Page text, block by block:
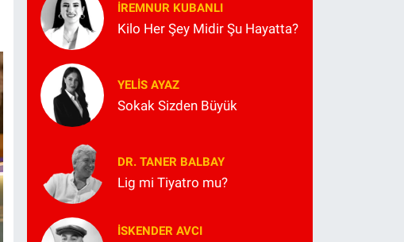
İREMNUR KUBANLI
Kilo Her Şey Midir Şu Hayatta?
YELIS AYAZ
Sokak Sizden Büyük
DR. TANER BALBAY
Lig mi Tiyatro mu?
İSKENDER AVCI